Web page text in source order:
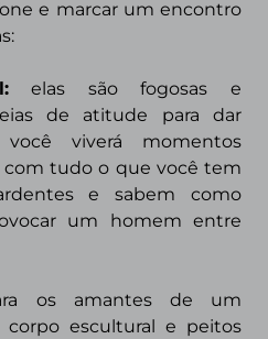
e marcar um encontro
elas são fogosas e
de atitude para dar
viverá momentos
com tudo o que você tem
e sabem como
um homem entre
os amantes de um
escultural e peitos